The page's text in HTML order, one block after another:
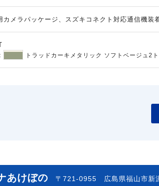
カメラパッケージ、スズキコネクト対応通信機装
トラッドカーキメタリック ソフトベージュ2
あけぼの 〒721-0955 広島県福山市